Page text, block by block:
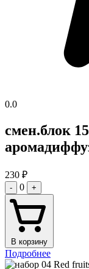
0.0
смен.блок
230 ₽
- 0 +
В корзину
Подробнее